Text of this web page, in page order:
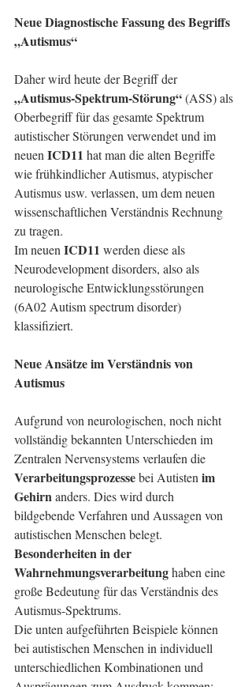
Neue Diagnostische Fassung des Begriffs
„Autismus“
Daher wird heute der Begriff der
„Autismus-Spektrum-Störung“ (ASS) als
Oberbegriff für das gesamte Spektrum
autistischer Störungen verwendet und im
neuen ICD11 hat man die alten Begriffe
wie frühkindlicher Autismus, atypischer
Autismus usw. verlassen, um dem neuen
wissenschaftlichen Verständnis Rechnung
zu tragen.
Im neuen ICD11 werden diese als
Neurodevelopment disorders, also als
neurologische Entwicklungsstörungen
(6A02 Autism spectrum disorder)
klassifiziert.
Neue Ansätze im Verständnis von
Autismus
Aufgrund von neurologischen, noch nicht
vollständig bekannten Unterschieden im
Zentralen Nervensystems verlaufen die
Verarbeitungsprozesse bei Autisten im
Gehirn anders. Dies wird durch
bildgebende Verfahren und Aussagen von
autistischen Menschen belegt.
Besonderheiten in der
Wahrnehmungsverarbeitung haben eine
große Bedeutung für das Verständnis des
Autismus-Spektrums.
Die unten aufgeführten Beispiele können
bei autistischen Menschen in individuell
unterschiedlichen Kombinationen und